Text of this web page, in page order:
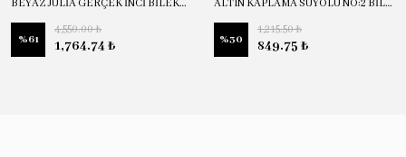
BEYAZ JULİA GERÇEK İNCİ BİLEKLİK
%61
4,550.00 ₺
1,764.74 ₺
ALTIN KAPLAMA SUYOLU NO:2 BİLEKLİK
%30
1,215.50 ₺
849.75 ₺